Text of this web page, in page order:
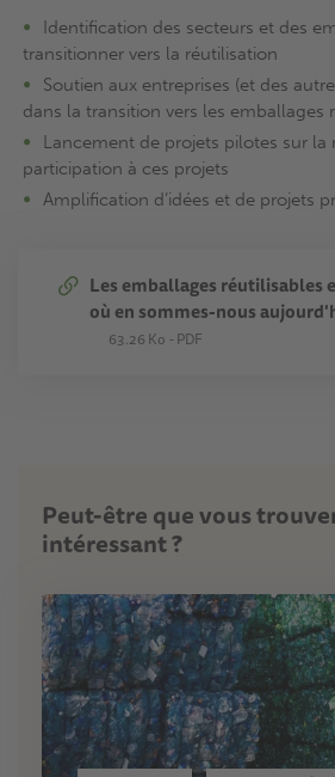
Identification des secteurs et des
transitionner vers la réutilisation
Soutien aux entreprises (et des
dans la transition vers les emballages
Lancement de projets pilotes sur la
participation à ces projets
Amplification d’idées et de projets
Les emballages réutilisables
où en sommes-nous
63.26 Ko PDF
Peut-être que vous
intéressant ?